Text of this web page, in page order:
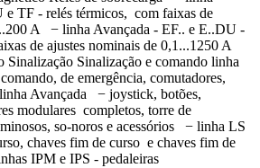
TF - relés térmicos, com faixas de
A − linha Avançada - EF.. e E..DU -
de ajustes nominais de 0,1...1250 A
Sinalização Sinalização e comando linha
de emergência, comutadores,
Avançada − joystick, botões,
modulares completos, torre de
so-noros e acessórios − linha LS
chaves fim de curso e chaves fim de
IPM e IPS - pedaleiras